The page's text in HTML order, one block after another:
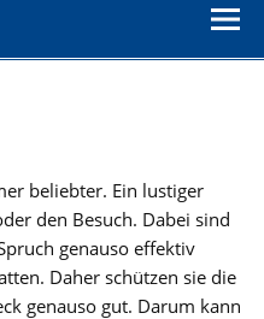
beliebter. Ein lustiger
den Besuch. Dabei sind
genauso effektiv
Daher schützen sie die
genauso gut. Darum kann